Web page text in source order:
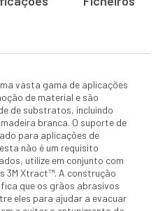
vasta gama de aplicações
de material e são
de substratos, incluindo
branca. O suporte de
para aplicações de
não é um requisito
utilize em conjunto com
3M Xtract™. A construção
que os grãos abrasivos
eles para ajudar a evacuar